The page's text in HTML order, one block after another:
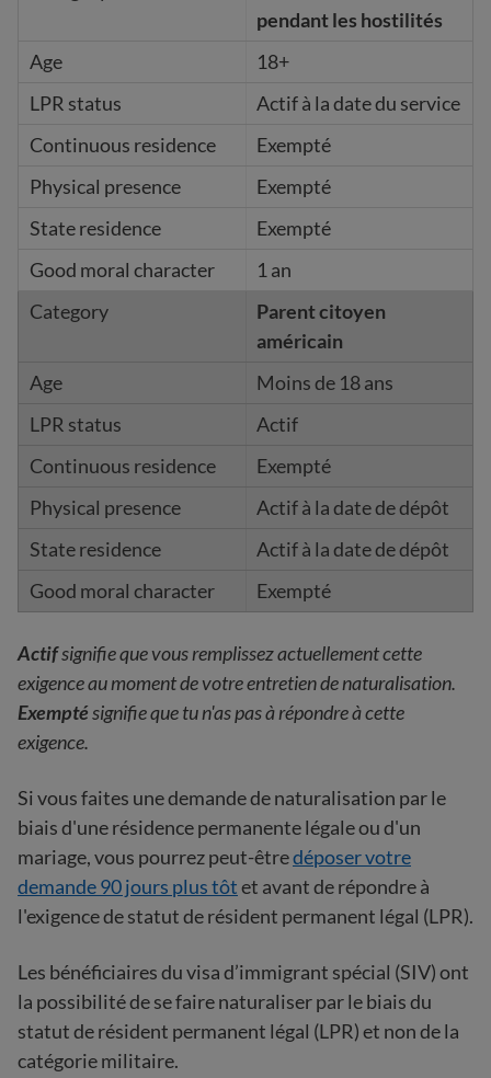
pendant les hostilités
18+
Actif à la date du service
Exempté
Exempté
Exempté
1 an
Parent citoyen
américain
Moins de 18 ans
Actif
Exempté
Actif à la date de dépôt
Actif à la date de dépôt
Exempté
Actifsignifie que vous remplissez actuellement cette
exigence au moment de votre entretien de naturalisation.
Exemptésignifie que tu n'as pas à répondre à cette
exigence.
Si vous faites une demande de naturalisation par le
biais d'une résidence permanente légale ou d'un
mariage, vous pourrez peut-êtredéposer votre
demande 90 jours plus tôtet avant de répondre à
l'exigence de statut de résident permanent légal (LPR).
Les bénéficiaires du visa d’immigrant spécial (SIV) ont
la possibilité de se faire naturaliser par le biais du
statut de résident permanent légal (LPR) et non de la
catégorie militaire.